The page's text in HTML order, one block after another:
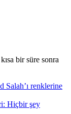
bir süre sonra
Salah’ı renklerine
Hiçbir şey